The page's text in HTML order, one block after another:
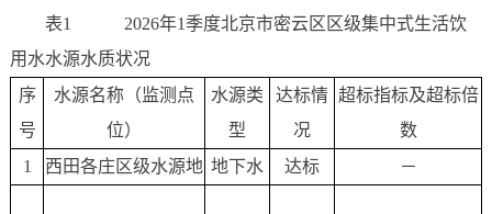
表1 2026年1季度北京市密云区区级集中式生活饮
用水水源水质状况
序
号
水源名称（监测点
位）
水源类
型
达标情
况
超标指标及超标倍
数
1
西田各庄区级水源地 地下水 达标 －